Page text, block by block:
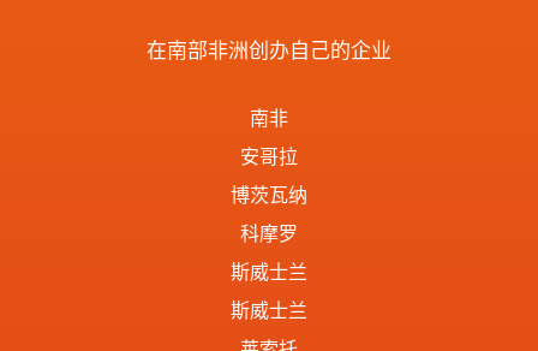
在南部非洲创办自己的企业
南非
安哥拉
博茨瓦纳
科摩罗
斯威士兰
斯威士兰